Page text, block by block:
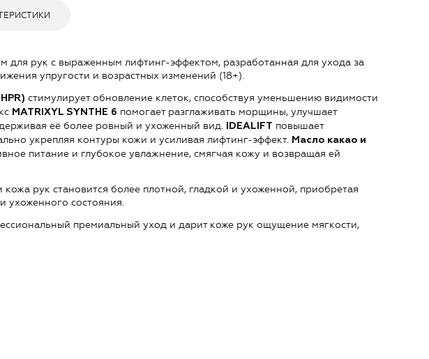
для рук с выраженным лифтинг-эффектом, разработанная для ухода за
упругости и возрастных изменений (18+).
стимулирует обновление клеток, способствуя уменьшению видимости
MATRIXYL SYNTHE 6 помогает разглаживать морщины, улучшает
её более ровный и ухоженный вид.
IDEALIFT повышает
укрепляя контуры кожи и усиливая лифтинг-эффект. Масло какао и
питание и глубокое увлажнение, смягчая кожу и возвращая ей
рук становится более плотной, гладкой и ухоженной, приобретая
ухоженного состояния.
премиальный уход и дарит коже рук ощущение мягкости,